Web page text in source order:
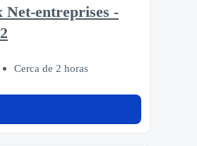
Net-entreprises -
Cerca de 2 horas